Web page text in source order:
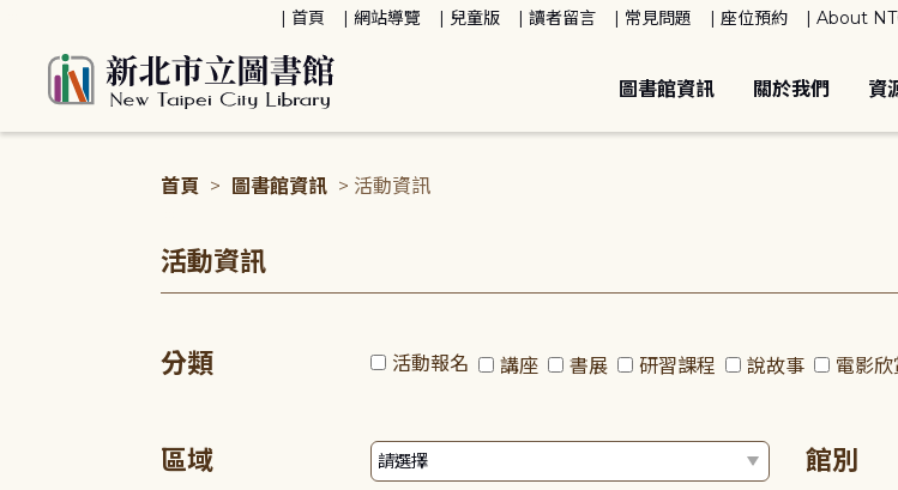
首頁 網站導覽 兒童版 讀者留言 常見問題 座位預約 About
圖書館資訊 關於我們 資
首頁 > 圖書館資訊 > 活動資訊
活動資訊
分類 活動報名 講座 書展 研習課程 說故事 電影欣
區域 館別